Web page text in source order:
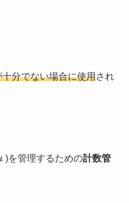
分でない場合に使用され
)を管理するための計数管